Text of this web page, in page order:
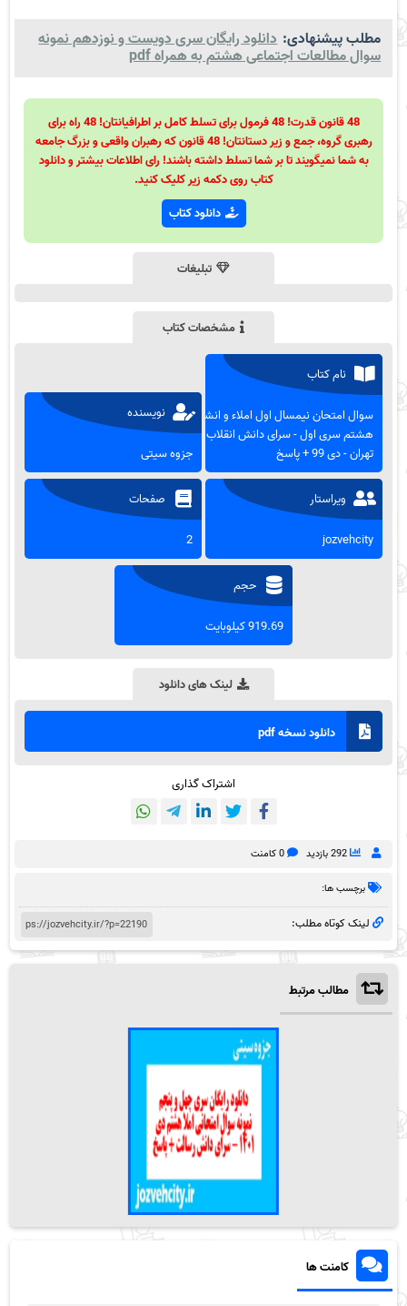
مطلب پیشنهادی: دانلود رایگان سری دویست و نوزدهم نمونه
سوال مطالعات اجتماعی هشتم به همراه pdf
48 قانون قدرت! 48 فرمول برای تسلط کامل بر اطرافیانتان! 48 راه برای
رهبری گروه، جمع و زیر دستانتان! 48 قانون که رهبران واقعی و بزرگ جامعه
به شما نمیگویند تا بر شما تسلط داشته باشند! رای اطلاعات بیشتر و دانلود
کتاب روی دکمه زیر کلیک کنید.
دانلود کتاب
تبلیغات
مشخصات کتاب
نام کتاب
سوال امتحان نیمسال اول املاء و انشاء
هشتم سری اول - سرای دانش انقلاب
تهران - دی 99 + پاسخ
نویسنده
جزوه سیتی
ویراستار
jozvehcity
صفحات
2
حجم
919.69 کیلوبایت
لینک های دانلود
دانلود نسخه pdf
اشتراک گذاری
292 بازدید 0 کامنت
برچسب ها:
لینک کوتاه مطلب:
مطالب مرتبط
کامنت ها